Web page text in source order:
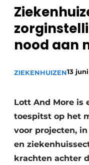
Jaarboek
Jubileumboek
Meest gelezen
Podcasts
Vacature
Vacatures
Video’s
Ziekenhuizen
Privéklinieken
Laboratoria
nood aan
ZIEKENHUIZEN13
Lott And More is
toespitst op het
voor projecten,
en
krachten achter